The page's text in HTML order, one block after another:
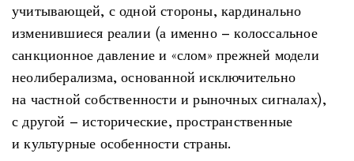
учитывающей, с одной стороны, кардинально
изменившиеся реалии (а именно – колоссальное
санкционное давление и «слом» прежней модели
неолиберализма, основанной исключительно
на частной собственности и рыночных сигналах),
с другой – исторические, пространственные
и культурные особенности страны.